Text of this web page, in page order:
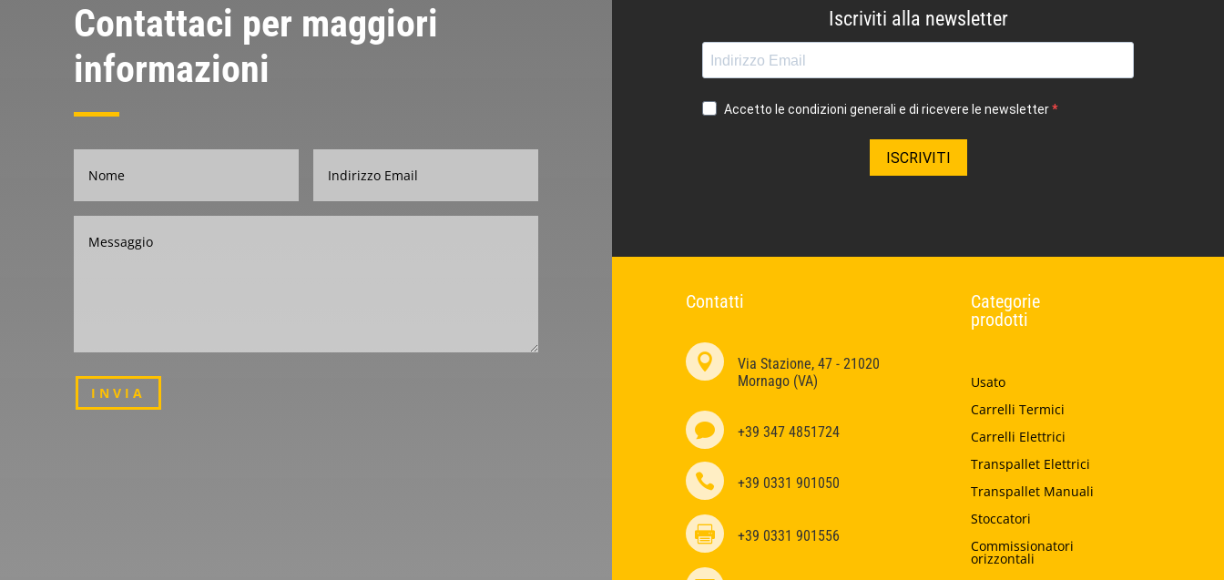
Contattaci per maggiori
informazioni
INVIA
Iscriviti alla newsletter
Accetto le condizioni generali e di ricevere le newsletter
ISCRIVITI
Contatti

Via Stazione, 47 - 21020
Mornago (VA)
 +39 347 4851724
 +39 0331 901050
 +39 0331 901556
Categorie
prodotti
Usato
Carrelli Termici
Carrelli Elettrici
Transpallet Elettrici
Transpallet Manuali
Stoccatori
Commissionatori
orizzontali